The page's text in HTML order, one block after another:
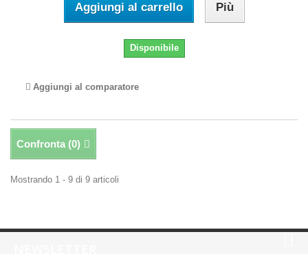
Aggiungi al carrello Più
Disponibile
Aggiungi al comparatore
Confronta (0)
Mostrando 1 - 9 di 9 articoli